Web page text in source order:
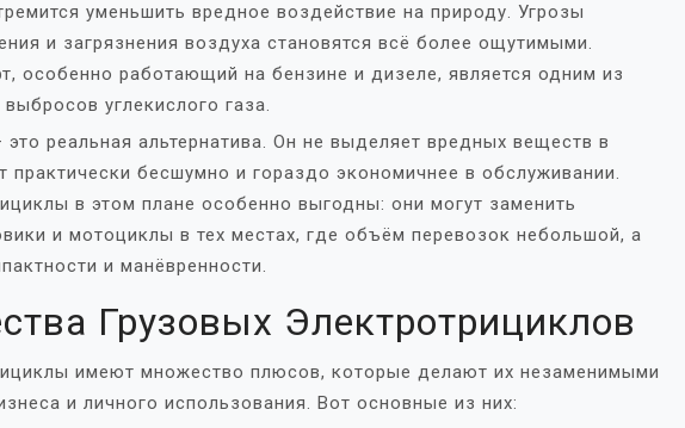
уменьшить вредное воздействие на природу. Угрозы
и загрязнения воздуха становятся всё более ощутимыми.
особенно работающий на бензине и дизеле, является одним из
углекислого газа.
это реальная альтернатива. Он не выделяет вредных веществ в
практически бесшумно и гораздо экономичнее в обслуживании.
в этом плане особенно выгодны: они могут заменить
и мотоциклы в тех местах, где объём перевозок небольшой, а
и манёвренности.
Грузовых Электротрициклов
имеют множество плюсов, которые делают их незаменимыми
и личного использования. Вот основные из них: